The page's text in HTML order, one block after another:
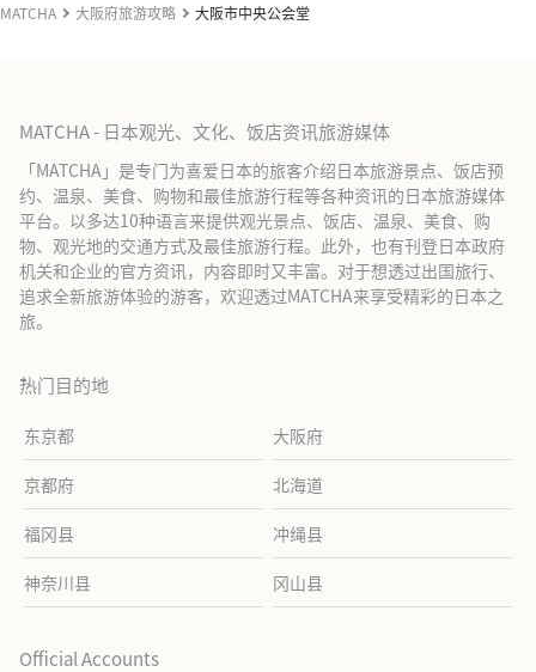
MATCHA 大阪府旅游攻略 大阪市中央公会堂
MATCHA - 日本观光、文化、饭店资讯旅游媒体
「MATCHA」是专门为喜爱日本的旅客介绍日本旅游景点、饭店预
约、温泉、美食、购物和最佳旅游行程等各种资讯的日本旅游媒体
平台。以多达10种语言来提供观光景点、饭店、温泉、美食、购
物、观光地的交通方式及最佳旅游行程。此外，也有刊登日本政府
机关和企业的官方资讯，内容即时又丰富。对于想透过出国旅行、
追求全新旅游体验的游客，欢迎透过MATCHA来享受精彩的日本之
旅。
热门目的地
东京都 大阪府
京都府 北海道
福冈县 冲绳县
神奈川县 冈山县
Official Accounts